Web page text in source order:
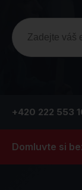
+420 222 553
Domluvte si